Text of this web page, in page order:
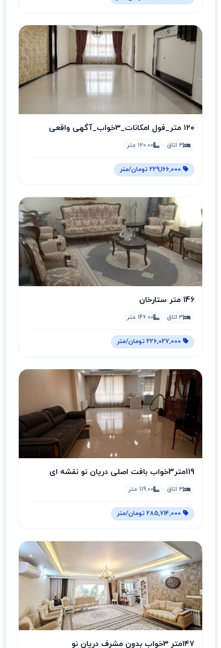
۱۲۰ متر_فول امکانات_۳خواب_آگهی واقعی
3 اتاق 120.00 متر
146 متر ستارخان
3 اتاق 146.00 متر
119متر3خواب بافت اصلی دریان نو نقشه ای
مهندسی
3 اتاق 119.00 متر
۱۴۷متر ۳خواب بدون مشرف دریان نو